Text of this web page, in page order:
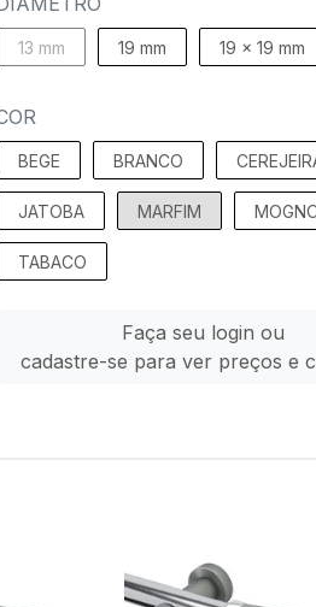
13 mm 19 mm 19 x 19 mm
BEGE BRANCO
JATOBA MARFIM
TABACO
Faça seu login ou
cadastre-se para ver preços e